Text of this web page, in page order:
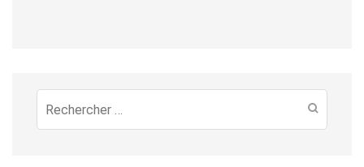
Recherche
pour